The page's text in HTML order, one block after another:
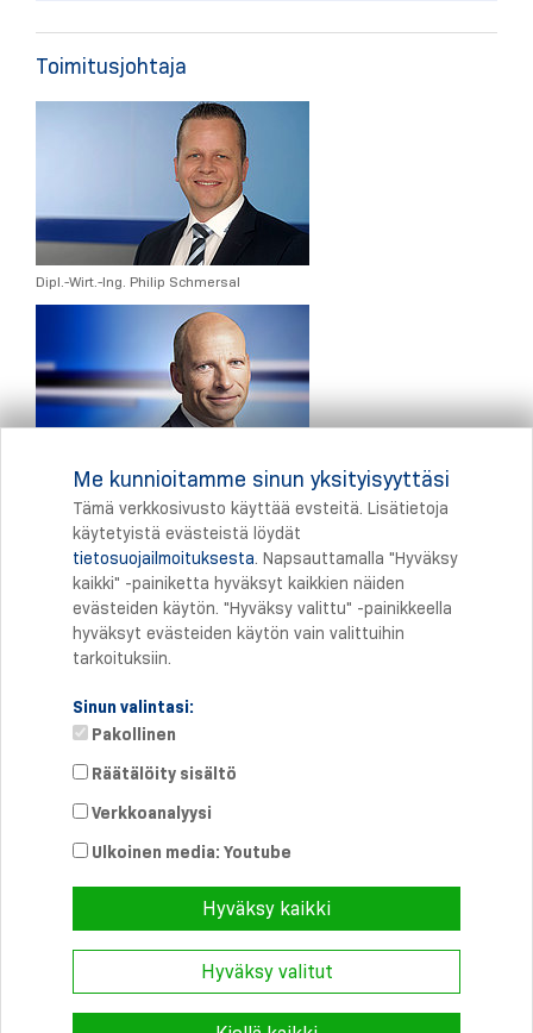
Toimitusjohtaja
Dipl.-Wirt.-Ing. Philip Schmersal
Dr. Andreas Hunscher
Tulostus
Suora yhteys
Puhelin: +358 46 8757704
© 2026 Schmersal Finland · Julkaisutiedot·
·
Tietosuoja
Me kunnioitamme sinun yksityisyyttäsi
Tämä verkkosivusto käyttää evsteitä. Lisätietoja
käytetyistä evästeistä löydät
tietosuojailmoituksesta. Napsauttamalla "Hyväksy
kaikki" -painiketta hyväksyt kaikkien näiden
evästeiden käytön. "Hyväksy valittu" -painikkeella
hyväksyt evästeiden käytön vain valittuihin
tarkoituksiin.
Sinun valintasi:
Pakollinen
Räätälöity sisältö
Verkkoanalyysi
Ulkoinen media: Youtube
Hyväksy kaikki
Hyväksy valitut